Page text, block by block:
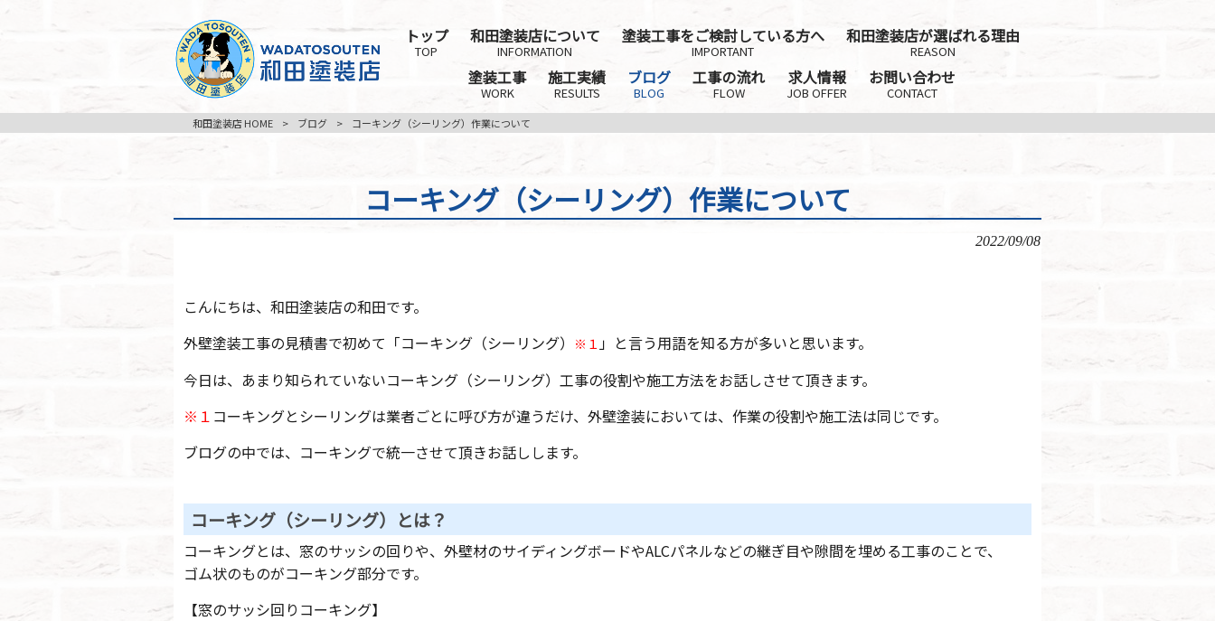
トップ
TOP
和田塗装店について
INFORMATION
塗装工事をご検討している方へ
IMPORTANT
和田塗装店が選ばれる理由
REASON
塗装工事
WORK
施工実績
RESULTS
ブログ
BLOG
工事の流れ
FLOW
求人情報
JOB OFFER
お問い合わせ
CONTACT
和田塗装店 HOME > ブログ > コーキング（シーリング）作業について
コーキング（シーリング）作業について
2022/09/08
こんにちは、和田塗装店の和田です。
外壁塗装工事の見積書で初めて「コーキング（シーリング）
※１ 」と言う用語を知る方が多いと思います。
今日は、あまり知られていないコーキング（シーリング）工事の役割や施工方法をお話しさせて頂きます。
※１ コーキングとシーリングは業者ごとに呼び方が違うだけ、外壁塗装においては、作業の役割や施工法は同じです。
ブログの中では、コーキングで統一させて頂きお話しします。
コーキング（シーリング）とは？
コーキングとは、窓のサッシの回りや、外壁材のサイディングボードやALCパネルなどの継ぎ目や隙間を埋める工事のことで、
ゴム状のものがコーキング部分です。
【窓のサッシ回りコーキング】